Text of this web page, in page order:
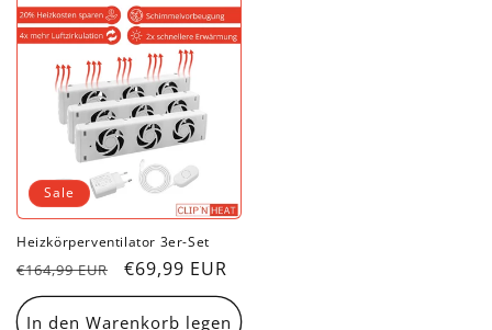
Sale
Heizkörperventilator 3er-Set
Normaler
Preis
€164,99 EUR Verkaufspreis
€69,99 EUR
In den Warenkorb legen